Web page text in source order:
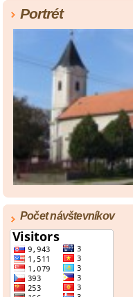
Portrét
Počet návštevníkov